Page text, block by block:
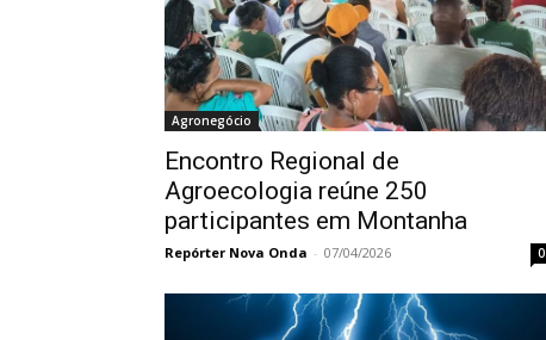
Agronegócio
Encontro Regional de
Agroecologia reúne 250
participantes em Montanha
Repórter Nova Onda - 07/04/2026 0